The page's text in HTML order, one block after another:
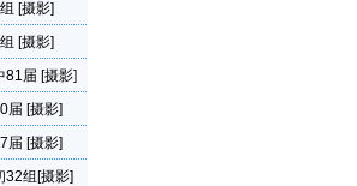
[摄影]
[摄影]
81届 [摄影]
届 [摄影]
届 [摄影]
32组[摄影]